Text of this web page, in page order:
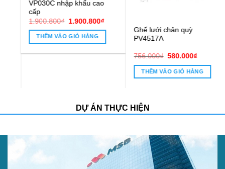
Ghế lưới chân quỳ
PV4517A
756.000₫ Giá
580.000₫Giá
Ghế chân quỳ lưới PVC16C
1.100.000₫ Giá
là:
1.100.000₫.
850.000₫Giá
tại
là:
THÊM VÀO GIỎ HÀNG
DỰ ÁN THỰC HIỆN